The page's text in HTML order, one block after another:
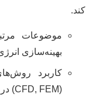
کند.
موضوعات
بهینه‌سازی
کاربرد
(CFD, FEM) در حل مسائل پدیده‌های انتقال.